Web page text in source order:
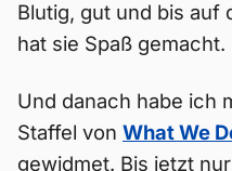
Blutig, gut und bis auf
hat sie Spaß gemacht.
Und danach habe ich
Staffel von What We
gewidmet. Bis jetzt